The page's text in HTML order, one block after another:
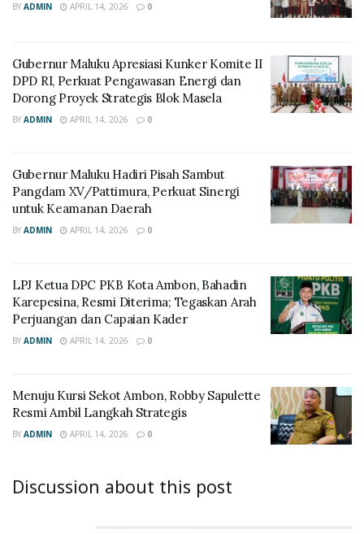
BY ADMIN APRIL 14, 2026 0
Gubernur Maluku Apresiasi Kunker Komite II
DPD RI, Perkuat Pengawasan Energi dan
Dorong Proyek Strategis Blok Masela
BY ADMIN APRIL 14, 2026 0
Gubernur Maluku Hadiri Pisah Sambut
Pangdam XV/Pattimura, Perkuat Sinergi
untuk Keamanan Daerah
BY ADMIN APRIL 14, 2026 0
LPJ Ketua DPC PKB Kota Ambon, Bahadin
Karepesina, Resmi Diterima; Tegaskan Arah
Perjuangan dan Capaian Kader
BY ADMIN APRIL 14, 2026 0
Menuju Kursi Sekot Ambon, Robby Sapulette
Resmi Ambil Langkah Strategis
BY ADMIN APRIL 14, 2026 0
Discussion about this post